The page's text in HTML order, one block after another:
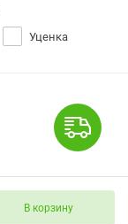
Уценка
В корзину